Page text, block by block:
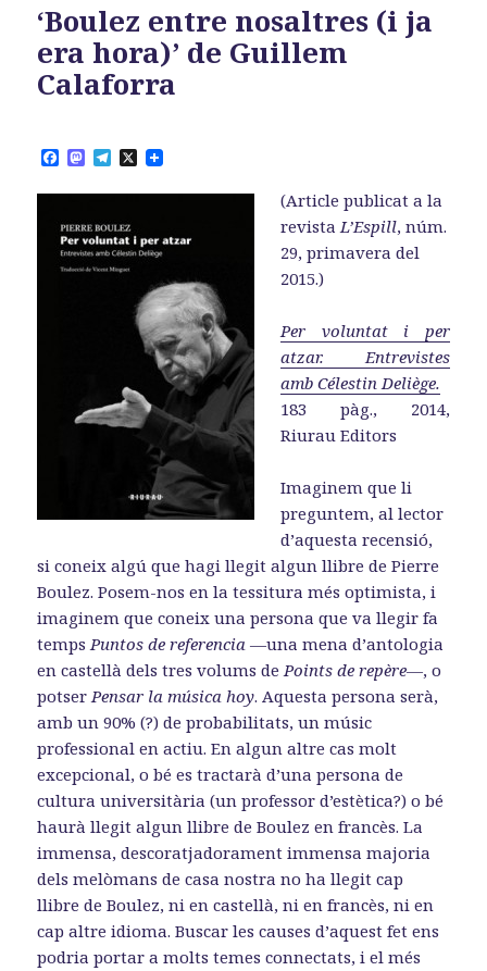
‘Boulez entre nosaltres (i ja
era hora)’ de Guillem
Calaforra
F
c
b
o
o
k
M
s
o
d
o
n
T
l
g
r
a
m
X
(Article publicat a la
revistaL’Espill, núm.
29, primavera del
2015.)
Per voluntat i per
atzar. Entrevistes
amb Célestin Deliège.
183 pàg., 2014,
Riurau Editors
Imaginem que li
preguntem, al lector
d’aquesta recensió,
si coneix algú que hagi llegit algun llibre de Pierre
Boulez. Posem-nos en la tessitura més optimista, i
imaginem que coneix una persona que va llegir fa
tempsPuntos de referencia —una mena d’antologia
en castellà dels tres volums dePoints de repère—, o
potserPensar la música hoy. Aquesta persona serà,
amb un 90% (?) de probabilitats, un músic
professional en actiu. En algun altre cas molt
excepcional, o bé es tractarà d’una persona de
cultura universitària (un professor d’estètica?) o bé
haurà llegit algun llibre de Boulez en francès. La
immensa, descoratjadorament immensa majoria
dels melòmans de casa nostra no ha llegit cap
llibre de Boulez, ni en castellà, ni en francès, ni en
cap altre idioma. Buscar les causes d’aquest fet ens
podria portar a molts temes connectats, i el més